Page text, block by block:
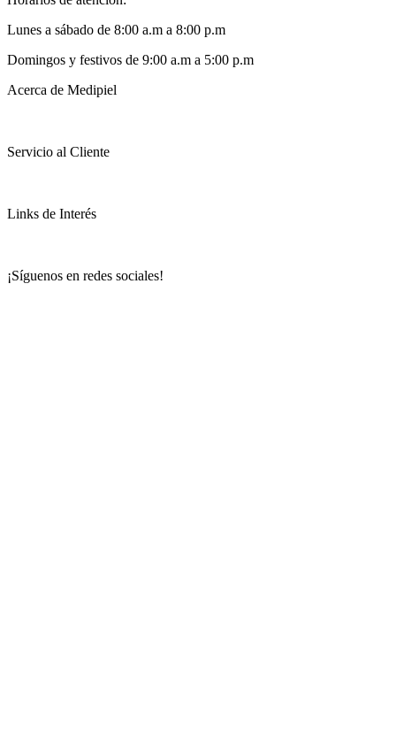
Lunes a sábado de 8:00 a.m a 8:00 p.m
Domingos y festivos de 9:00 a.m a 5:00 p.m
Acerca de Medipiel
Servicio al Cliente
Links de Interés
¡Síguenos en redes sociales!